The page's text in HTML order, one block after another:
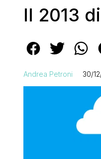
Il 2013
Andrea Petroni 30/